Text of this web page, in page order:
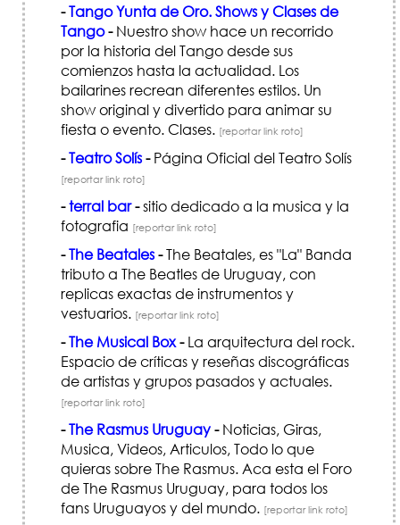
-Tango Yunta de Oro. Shows y Clases de
Tango-Nuestro show hace un recorrido
por la historia del Tango desde sus
comienzos hasta la actualidad. Los
bailarines recrean diferentes estilos. Un
show original y divertido para animar su
fiesta o evento. Clases. [reportar link roto]
-Teatro Solís-Página Oficial del Teatro Solís
[reportar link roto]
-terral bar-sitio dedicado a la musica y la
fotografia [reportar link roto]
-The Beatales-The Beatales, es "La" Banda
tributo a The Beatles de Uruguay, con
replicas exactas de instrumentos y
vestuarios. [reportar link roto]
-The Musical Box-La arquitectura del rock.
Espacio de críticas y reseñas discográficas
de artistas y grupos pasados y actuales.
[reportar link roto]
-The Rasmus Uruguay-Noticias, Giras,
Musica, Videos, Articulos, Todo lo que
quieras sobre The Rasmus. Aca esta el Foro
de The Rasmus Uruguay, para todos los
fans Uruguayos y del mundo. [reportar link roto]